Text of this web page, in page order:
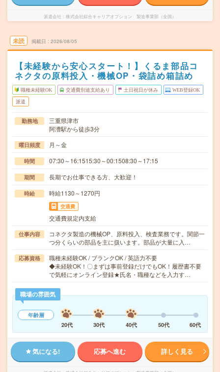
派遣会社 株式会社綜合キャリアオプション 製造事業部（全国）
未読 掲載日 2026/08/05
【未経験から安心スタート！】くるま部品コ
ネクタの原料投入・機械OP・袋詰め箱詰め
職種未経験OK 交通費別途支給あり 土日祝日が休み WEB登録OK
派遣
勤務地
三重県津市
阿漕駅から徒歩3分
曜日頻度 月～金
時間 07:30～16:1515:30～00:1508:30～17:15
期間 長期でお仕事できる方、大歓迎！
時給 時給1130～1270円
交通費
交通費規定内支給
仕事内容
コネクタ製造の機械OP、原料投入、検査業務です。関節一
つ分くらいの部品を主に扱います。部品が大量に入…
応募資格
職種未経験OK / ブランクOK / 英語力不要
◆未経験OK！〇まずは事前登録だけでもOK！履歴書不要
で気軽にオンライン登録★氏名・職種などを入力す…
職場の雰囲気
年齢層
20代
30代 40代 50代 60代
気になる! 応募へ進む 詳しく見る